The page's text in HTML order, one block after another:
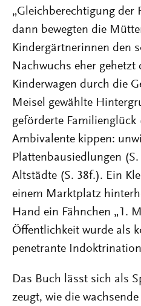
„Gleichberechtigung der
dann bewegten die
Kindergärtnerinnen den
Nachwuchs eher
Kinderwagen durch die
Meisel gewählte
geförderte
Ambivalente kippen:
Plattenbausiedlungen
Altstädte (S. 38f.). Ein
einem Marktplatz
Hand ein Fähnchen „1.
Öffentlichkeit wurde als
penetrante
Das Buch lässt sich als
zeugt, wie die